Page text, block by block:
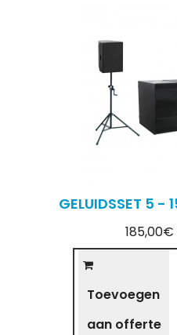
GELUIDSSET 5 -
185,00€
Toevoegen
aan offerte